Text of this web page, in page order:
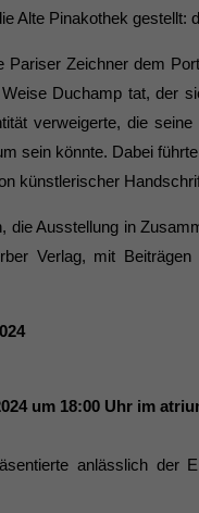
Alte Pinakothek gestellt:
Zeichner dem
Duchamp tat, der
verweigerte, die
sein könnte. Dabei
künstlerischer
die Ausstellung in
Verlag, mit
um 18:00 Uhr im
anlässlich der